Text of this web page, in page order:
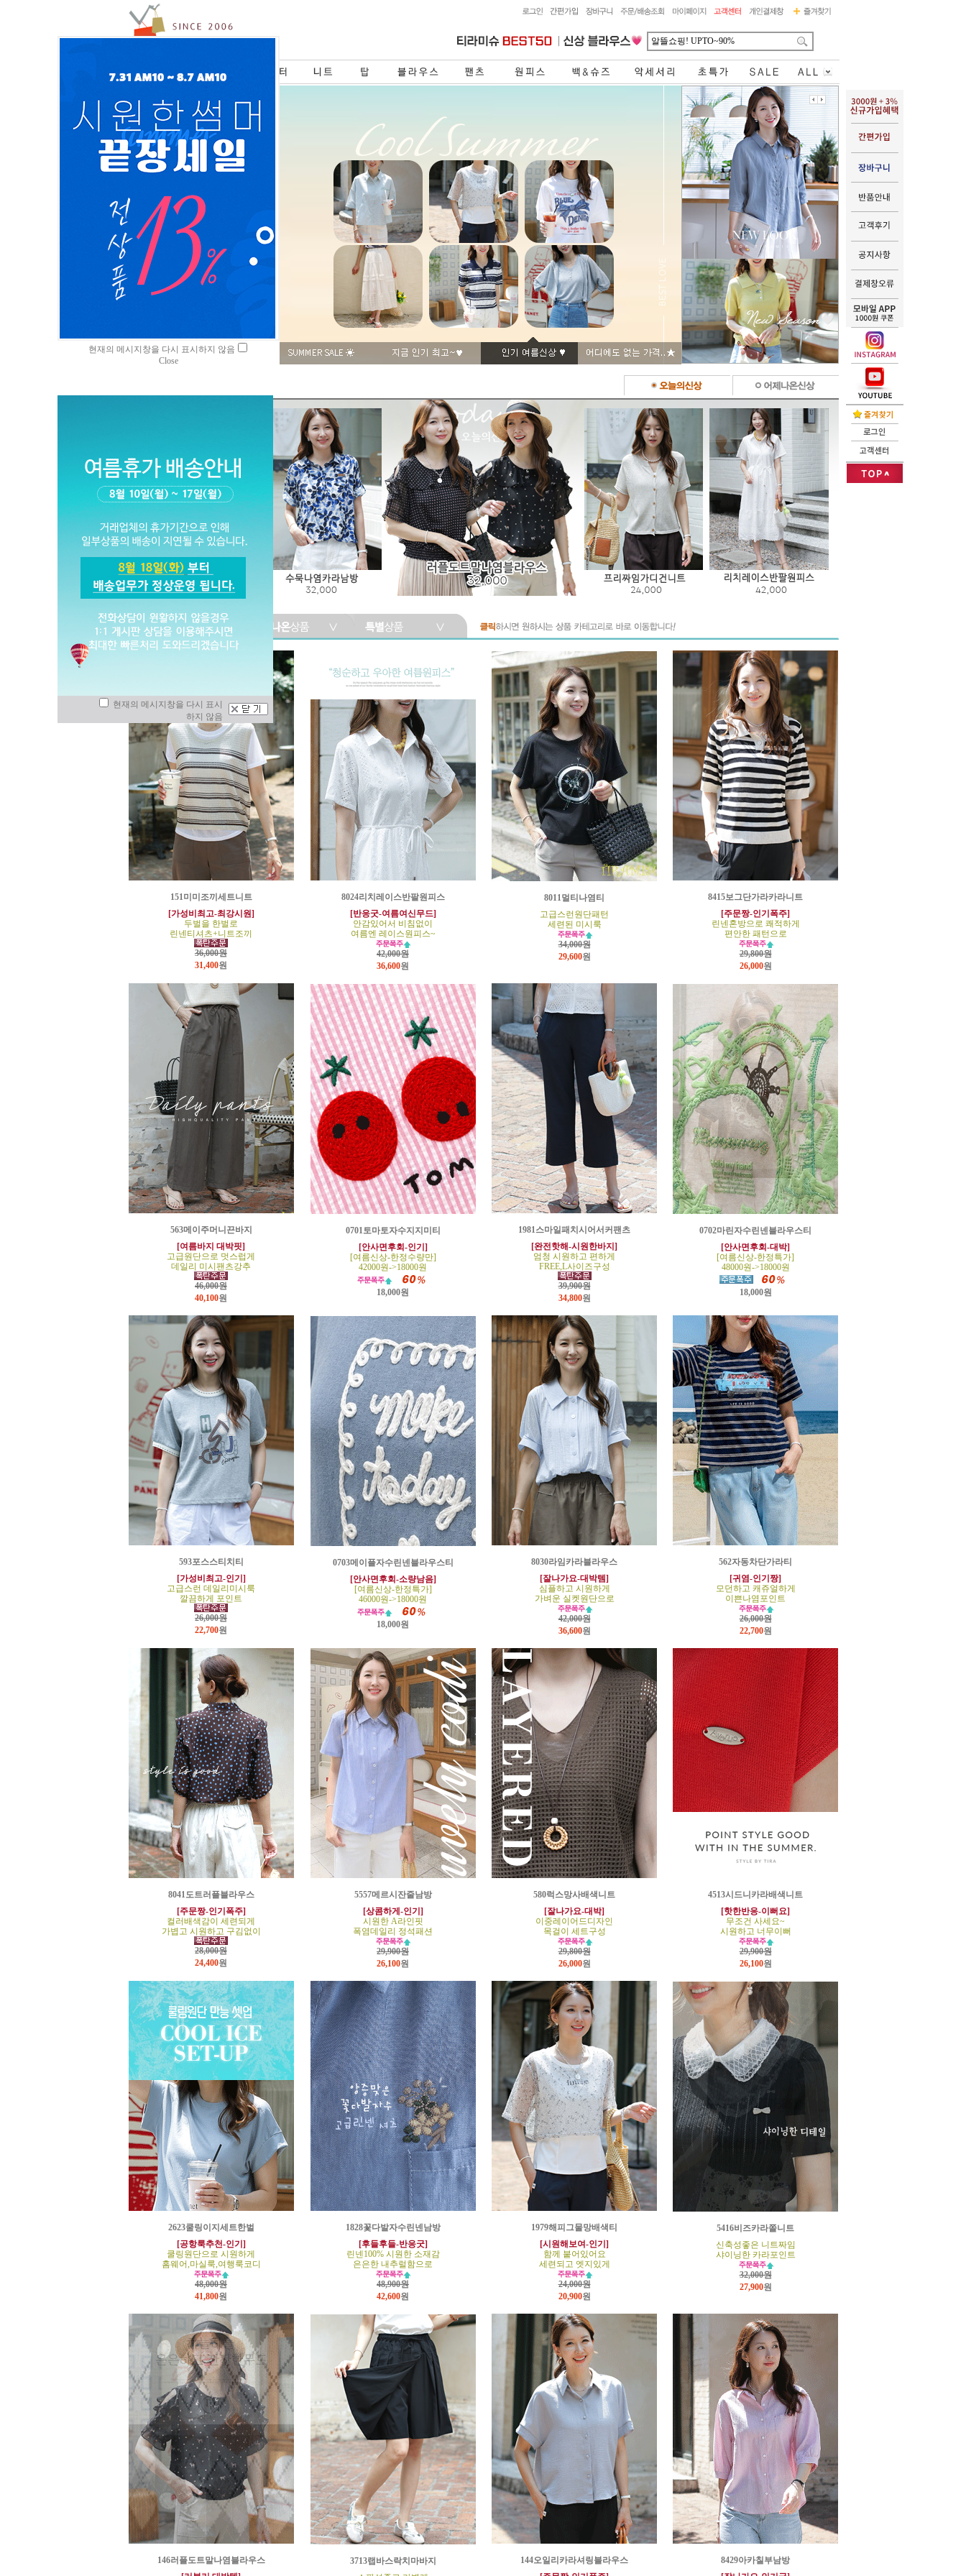
151미미조끼세트니트
[가성비최고-최강시원]
두벌을 한벌로
린넨티셔츠+니트조끼
36,000원
31,400원
8024리치레이스반팔원피스
[반응굿-여름여신무드]
안감있어서 비침없이
여름엔 레이스원피스~
42,000원
36,600원
8011멀티나염티
고급스런원단패턴
세련된 미시룩
34,000원
29,600원
8415보그단가라카라니트
[주문짱-인기폭주]
린넨혼방으로 쾌적하게
편안한 패턴으로
29,800원
26,000원
563메이주머니끈바지
[여름바지 대박핏]
고급원단으로 멋스럽게
데일리 미시팬츠강추
46,000원
40,100원
0701토마토자수지지미티
[안사면후회-인기]
[여름신상-한정수량만]
42000원->18000원
18,000원
1981스마일패치시어서커팬츠
[완전핫해-시원한바지]
엄청 시원하고 편하게
FREE,L사이즈구성
39,900원
34,800원
0702마린자수린넨블라우스티
[안사면후회-대박]
[여름신상-한정특가]
48000원->18000원
18,000원
593포스스티치티
[가성비최고-인기]
고급스런 데일리미시룩
깔끔하게 포인트
26,000원
22,700원
0703메이플자수린넨블라우스티
[안사면후회-소량남음]
[여름신상-한정특가]
46000원->18000원
18,000원
8030라임카라블라우스
[잘나가요-대박템]
심플하고 시원하게
가벼운 실켓원단으로
42,000원
36,600원
562자동차단가라티
[귀염-인기짱]
모던하고 캐쥬얼하게
이쁜나염포인트
26,000원
22,700원
8041도트러플블라우스
[주문짱-인기폭주]
컬러배색감이 세련되게
가볍고 시원하고 구김없이
28,000원
24,400원
5557메르시잔줄남방
[상콤하게-인기]
시원한 A라인핏
폭염데일리 정석패션
29,900원
26,100원
580럭스망사배색니트
[잘나가요-대박]
이중레이어드디자인
목걸이 세트구성
29,800원
26,000원
4513시드니카라배색니트
[핫한반응-이뻐요]
무조건 사세요~
시원하고 너무이뻐
29,900원
26,100원
2623쿨링이지세트한벌
[공항룩추천-인기]
쿨링원단으로 시원하게
홈웨어,마실룩,여행룩코디
48,000원
41,800원
1828꽃다발자수린넨남방
[후들후들-반응굿]
린넨100% 시원한 소재감
은은한 내추럴함으로
48,900원
42,600원
1979해피그물망배색티
[시원해보여-인기]
함께 붙어있어요
세련되고 엣지있게
24,000원
20,900원
5416비즈카라쫄니트
신축성좋은 니트짜임
샤이닝한 카라포인트
32,000원
27,900원
146러플도트말나염블라우스
3713랩바스락치마바지
144오일리카라셔링블라우스
8429아카칠부남방
현재의 메시지창을 다시 표시하지 않음
Close
현재의 메시지창을 다시 표시
하지 않음